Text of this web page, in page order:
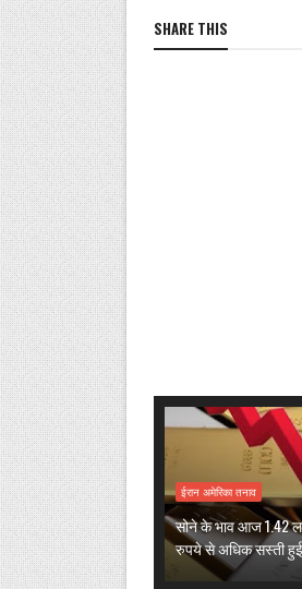
SHARE THIS
ईरान अमेरिका तनाव
सोने के भाव आज 1.42
रुपये से अधिक सस्ती हुई